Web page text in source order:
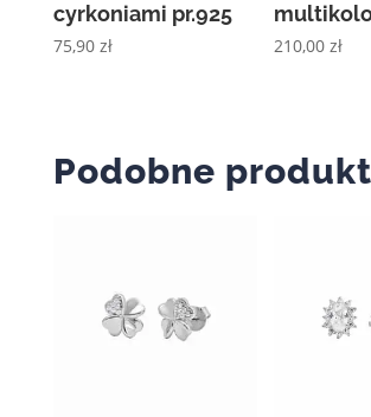
cyrkoniami pr.925
75,90 zł 210,00zł
Podobne